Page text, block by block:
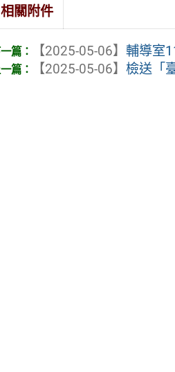
相關附件
【2025-05-06】輔導室
【2025-05-06】檢送「